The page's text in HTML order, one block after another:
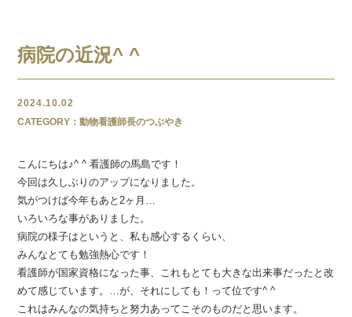
病院の近況^ ^
2024.10.02
CATEGORY：動物看護師長のつぶやき
こんにちは♪^ ^ 看護師の馬島です！
今回は久しぶりのアップになりました。
気がつけば今年もあと2ヶ月…
いろいろな事がありました。
病院の様子はというと、私も感心するくらい、
みんなとても勉強熱心です！
看護師が国家資格になった事、これもとても大きな出来事だったと改
めて感じています。…が、それにしても！って位です^ ^
これはみんなの気持ちと努力あってこそのものだと思います。